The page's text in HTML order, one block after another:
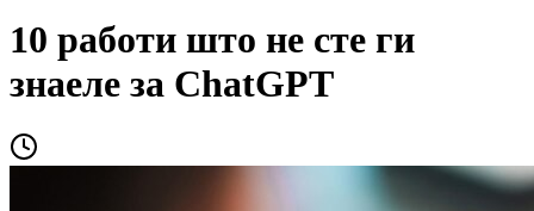
10 работи што не сте ги
знаеле за ChatGPT